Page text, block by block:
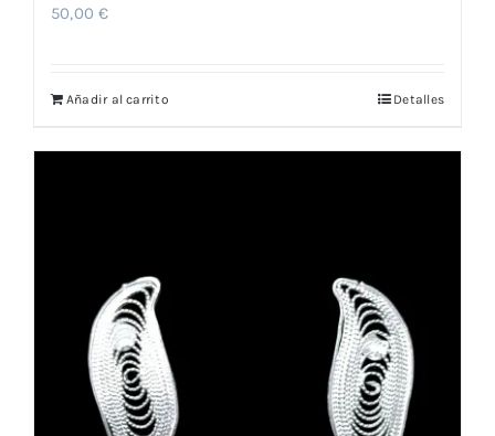
50,00€
Añadir al carrito Detalles